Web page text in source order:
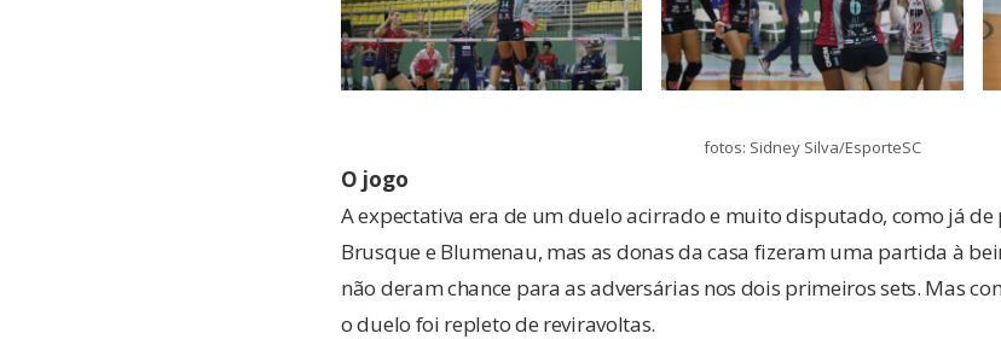
fotos: Sidney Silva/EsporteSC
O jogo
A expectativa era de um duelo acirrado e muito disputado, como já de
Brusque e Blumenau, mas as donas da casa fizeram uma partida à
não deram chance para as adversárias nos dois primeiros sets. Mas
o duelo foi repleto de reviravoltas.